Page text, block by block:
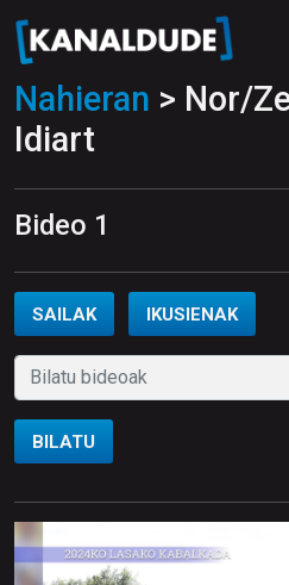
Nahieran > Nor/
Idiart
Bideo 1
SAILAK IKUSIENAK
BILATU